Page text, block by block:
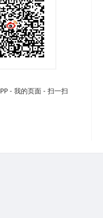
- 我的页面 - 扫一扫